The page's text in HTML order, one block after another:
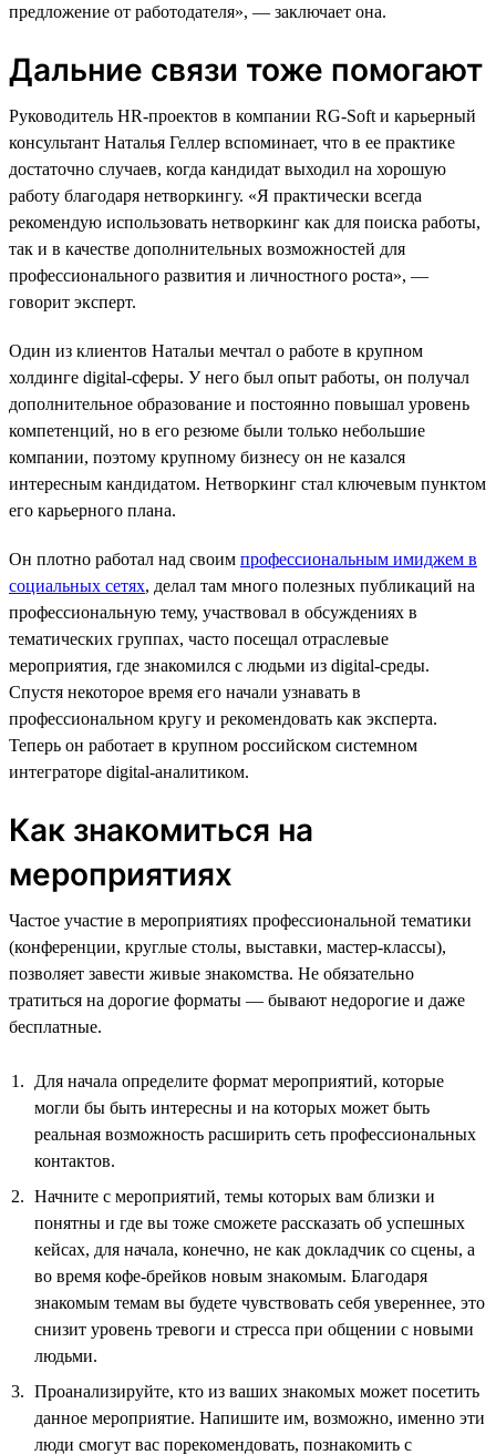
предложение от работодателя», — заключает она.
Дальние связи тоже помогают
Руководитель HR-проектов в компании RG-Soft и карьерный
консультант Наталья Геллер вспоминает, что в ее практике
достаточно случаев, когда кандидат выходил на хорошую
работу благодаря нетворкингу. «Я практически всегда
рекомендую использовать нетворкинг как для поиска работы,
так и в качестве дополнительных возможностей для
профессионального развития и личностного роста», —
говорит эксперт.
Один из клиентов Натальи мечтал о работе в крупном
холдинге digital-сферы. У него был опыт работы, он получал
дополнительное образование и постоянно повышал уровень
компетенций, но в его резюме были только небольшие
компании, поэтому крупному бизнесу он не казался
интересным кандидатом. Нетворкинг стал ключевым пунктом
его карьерного плана.
Он плотно работал над своим профессиональным имиджем в
социальных сетях, делал там много полезных публикаций на
профессиональную тему, участвовал в обсуждениях в
тематических группах, часто посещал отраслевые
мероприятия, где знакомился с людьми из digital-среды.
Спустя некоторое время его начали узнавать в
профессиональном кругу и рекомендовать как эксперта.
Теперь он работает в крупном российском системном
интеграторе digital-аналитиком.
Как знакомиться на
мероприятиях
Частое участие в мероприятиях профессиональной тематики
(конференции, круглые столы, выставки, мастер-классы),
позволяет завести живые знакомства. Не обязательно
тратиться на дорогие форматы — бывают недорогие и даже
бесплатные.
Для начала определите формат мероприятий, которые
могли бы быть интересны и на которых может быть
реальная возможность расширить сеть профессиональных
контактов.
Начните с мероприятий, темы которых вам близки и
понятны и где вы тоже сможете рассказать об успешных
кейсах, для начала, конечно, не как докладчик со сцены, а
во время кофе-брейков новым знакомым. Благодаря
знакомым темам вы будете чувствовать себя увереннее, это
снизит уровень тревоги и стресса при общении с новыми
людьми.
Проанализируйте, кто из ваших знакомых может посетить
данное мероприятие. Напишите им, возможно, именно эти
люди смогут вас порекомендовать, познакомить с